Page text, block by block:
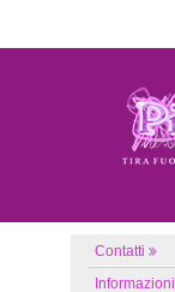
Contatti
Informazioni